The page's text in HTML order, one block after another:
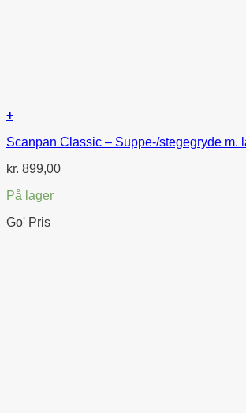
+
Scanpan Classic – Suppe-/stegegryde m.
kr. 899,00
På lager
Go' Pris